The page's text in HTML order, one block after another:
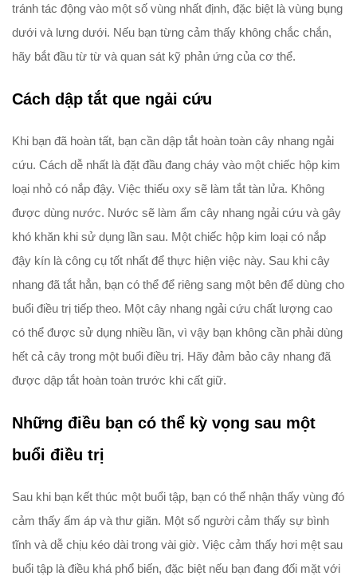
tránh tác động vào một số vùng nhất định, đặc biệt là vùng bụng
dưới và lưng dưới. Nếu bạn từng cảm thấy không chắc chắn,
hãy bắt đầu từ từ và quan sát kỹ phản ứng của cơ thể.
Cách dập tắt que ngải cứu
Khi bạn đã hoàn tất, bạn cần dập tắt hoàn toàn cây nhang ngải
cứu. Cách dễ nhất là đặt đầu đang cháy vào một chiếc hộp kim
loại nhỏ có nắp đậy. Việc thiếu oxy sẽ làm tắt tàn lửa. Không
được dùng nước. Nước sẽ làm ẩm cây nhang ngải cứu và gây
khó khăn khi sử dụng lần sau. Một chiếc hộp kim loại có nắp
đậy kín là công cụ tốt nhất để thực hiện việc này. Sau khi cây
nhang đã tắt hẳn, bạn có thể để riêng sang một bên để dùng cho
buổi điều trị tiếp theo. Một cây nhang ngải cứu chất lượng cao
có thể được sử dụng nhiều lần, vì vậy bạn không cần phải dùng
hết cả cây trong một buổi điều trị. Hãy đảm bảo cây nhang đã
được dập tắt hoàn toàn trước khi cất giữ.
Những điều bạn có thể kỳ vọng sau một
buổi điều trị
Sau khi bạn kết thúc một buổi tập, bạn có thể nhận thấy vùng đó
cảm thấy ấm áp và thư giãn. Một số người cảm thấy sự bình
tĩnh và dễ chịu kéo dài trong vài giờ. Việc cảm thấy hơi mệt sau
buổi tập là điều khá phổ biến, đặc biệt nếu bạn đang đối mặt với